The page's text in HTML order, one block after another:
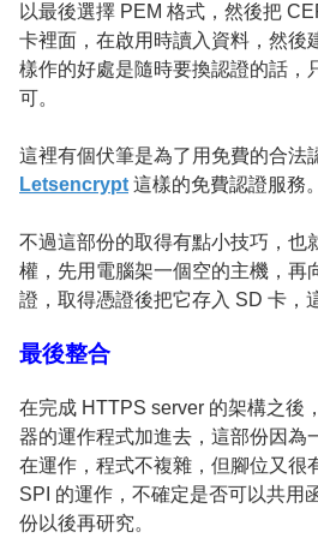
以最後選擇 PEM 格式，然後把
卡裡面，在啟用時讀入資料，然後
樣作的好處是隨時要換認證的話，
可。
這裡有個伏筆是為了用免費的合法
Letsencrypt 這樣的免費認證服務。
不過這部份的取得有點小技巧，也
權，先用電腦架一個空的主機，再
證，取得憑證後把它存入 SD 卡，
最後整合
在完成 HTTPS server 的架構之後
器的運作程式加進去，這部份因為
在運作，程式不複雜，但腳位又很
SPI 的運作，不確定是否可以共用
份以後再研究。